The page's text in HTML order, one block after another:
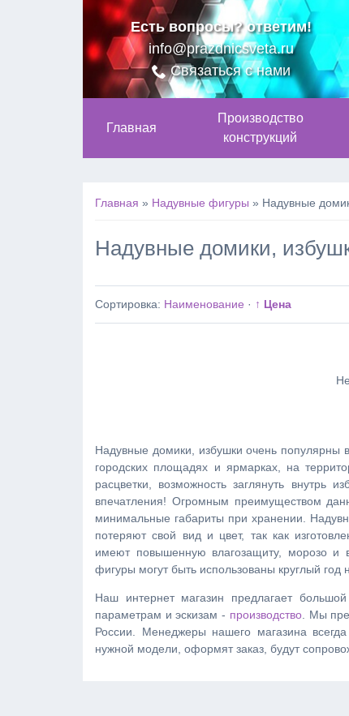
Есть вопросы? ответим!
info@prazdnicsveta.ru
Связаться с нами
Главная
Производство
конструкций
Главная » Надувные фигуры » Надувные
Надувные домики,
Сортировка: Наименование · ↑ Цена
Надувные домики, избушки очень популярны
городских площадях и ярмарках, на
расцветки, возможность заглянуть
впечатления! Огромным преимуществом
минимальные габариты при хранении.
потеряют свой вид и цвет, так как
имеют повышенную влагозащиту, морозо и
фигуры могут быть использованы круглый год
Наш интернет магазин предлагает
параметрам и эскизам - производство. Мы
России. Менеджеры нашего магазина
нужной модели, оформят заказ, будут